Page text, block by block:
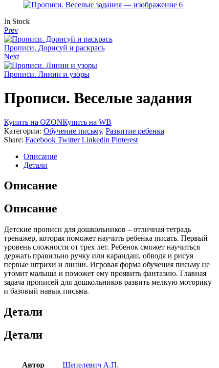
Availability:
In Stock
Prev
Прописи. Дорисуй и раскрась
Next
Прописи. Линии и узоры
Прописи. Веселые задания
Купить на OZONКупить на WB
Категории: Обучение письму, Развитие ребенка
Share: Facebook Twitter Linkedin Pinterest
Описание
Детали
Описание
Описание
Детские прописи для дошкольников – отличная тетрадь
тренажер, которая поможет научить ребенка писать. Первый
уровень сложности от трех лет. Ребенок сможет научиться
держать правильно ручку или карандаш, обводя и рисуя
первые штрихи и линии. Игровая форма обучения письму не
утомит малыша и поможет ему проявить фантазию. Главная
задача прописей для дошкольников развить мелкую моторику
и базовый навык письма.
Детали
Детали
Автор Шепелевич А.П.